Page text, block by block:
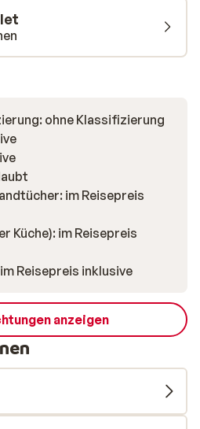
ohne Klassifizierung
im Reisepreis
Küche): im Reisepreis
Reisepreis inklusive
anzeigen